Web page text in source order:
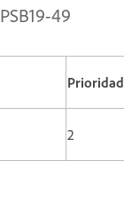
49
Prioridad
2